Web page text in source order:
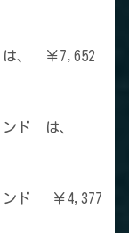
は、 ￥7,652
ンド は、
ンド ￥4,377